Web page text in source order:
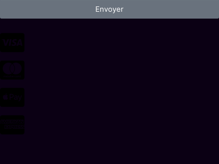
Envoyer